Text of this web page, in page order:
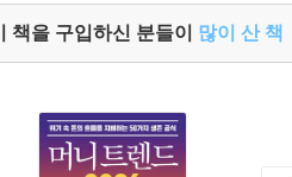
책을 구입하신 분들이 많이 산 책